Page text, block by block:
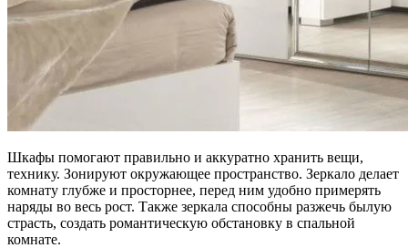
Шкафы помогают правильно и аккуратно хранить вещи,
технику. Зонируют окружающее пространство. Зеркало делает
комнату глубже и просторнее, перед ним удобно примерять
наряды во весь рост. Также зеркала способны разжечь былую
страсть, создать романтическую обстановку в спальной
комнате.